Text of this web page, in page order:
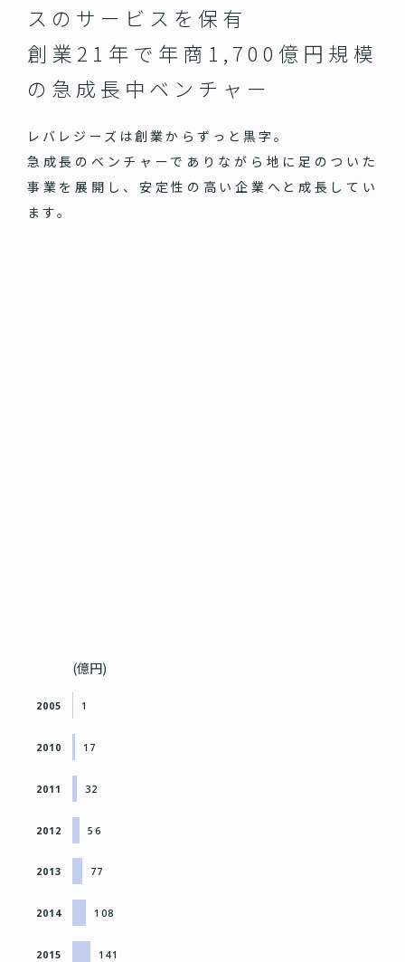
スのサービスを保有
創業21年で年商1,700億円規模
の急成長中ベンチャー
レバレジーズは創業からずっと黒字。
急成長のベンチャーでありながら地に足のついた
事業を展開し、安定性の高い企業へと成長してい
ます。
(億円)
1
2005
17
2010
32
2011
56
2012
77
2013
108
2014
141
2015